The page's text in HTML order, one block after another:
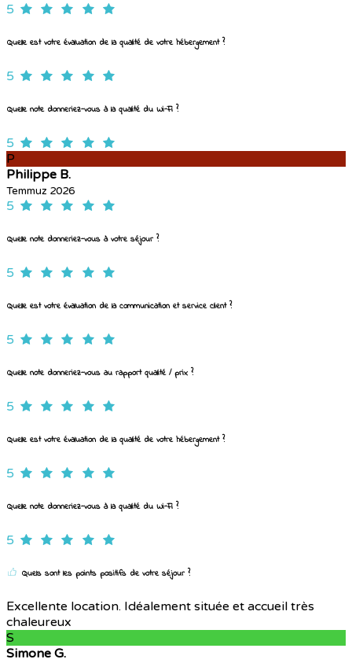
5
Quelle est votre évaluation de la qualité de votre hébergement ?
5
Quelle note donneriez-vous à la qualité du Wi-Fi ?
5
P
Philippe B.
Temmuz 2026
5
Quelle note donneriez-vous à votre séjour ?
5
Quelle est votre évaluation de la communication et service client ?
5
Quelle note donneriez-vous au rapport qualité / prix ?
5
Quelle est votre évaluation de la qualité de votre hébergement ?
5
Quelle note donneriez-vous à la qualité du Wi-Fi ?
5
Quels sont les points positifs de votre séjour ?
Excellente location. Idéalement située et accueil très
chaleureux
S
Simone G.